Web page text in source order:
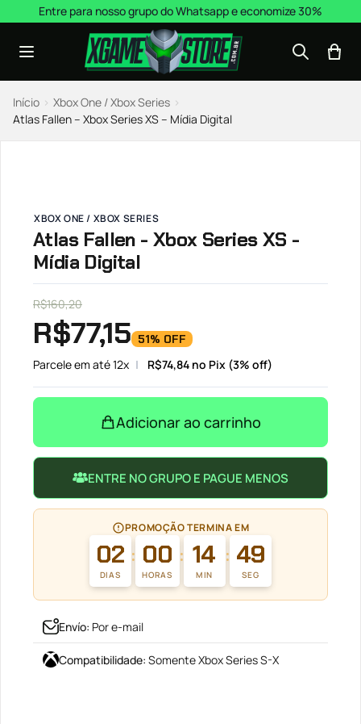
Pular para o conteúdo
Entre para nosso grupo do Whatsapp e economize 30%
Início › Xbox One / Xbox Series ›
Atlas Fallen – Xbox Series XS – Mídia Digital
XBOX ONE / XBOX SERIES
Atlas Fallen - Xbox Series XS -
Mídia Digital
R$160,20
R$77,15 51% OFF
Parcele em até 12x R$74,84 no Pix (3% off)
Adicionar ao carrinho
ENTRE NO GRUPO E PAGUE MENOS
PROMOÇÃO TERMINA EM
02
DIAS
: 00
HORAS
: 14
MIN
: 48
SEG
Envío: Por e-mail
Compatibilidade: Somente Xbox Series S-X